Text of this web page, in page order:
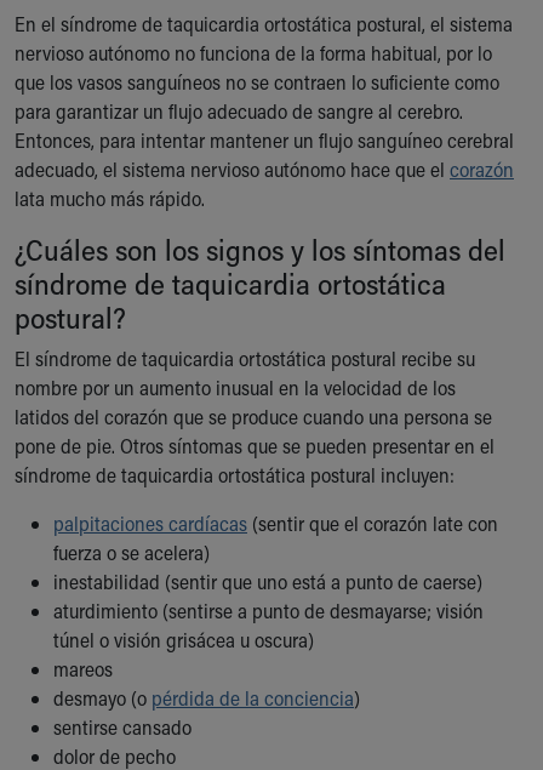
MyChart Telehealth Visits
Directions
Doggie Brigade
During Your Visit
Financial Services
Rest Accommodations
Visiting
Department of Public Safety
Health Info
Health Information
Healthy Info, Healthy Kids
Inside Children's Blog
KidsHealth Topics
Family Library
Educational Resources
Injury Prevention
Symptom Checker
Skip to main content
En el síndrome de taquicardia ortostática postural, el sistema
nervioso autónomo no funciona de la forma habitual, por lo
que los vasos sanguíneos no se contraen lo suficiente como
para garantizar un flujo adecuado de sangre al cerebro.
Entonces, para intentar mantener un flujo sanguíneo cerebral
adecuado, el sistema nervioso autónomo hace que el corazón
lata mucho más rápido.
¿Cuáles son los signos y los síntomas del
síndrome de taquicardia ortostática
postural?
El síndrome de taquicardia ortostática postural recibe su
nombre por un aumento inusual en la velocidad de los
latidos del corazón que se produce cuando una persona se
pone de pie. Otros síntomas que se pueden presentar en el
síndrome de taquicardia ortostática postural incluyen:
palpitaciones cardíacas (sentir que el corazón late con
fuerza o se acelera)
inestabilidad (sentir que uno está a punto de caerse)
aturdimiento (sentirse a punto de desmayarse; visión
túnel o visión grisácea u oscura)
mareos
desmayo (o pérdida de la conciencia)
sentirse cansado
dolor de pecho